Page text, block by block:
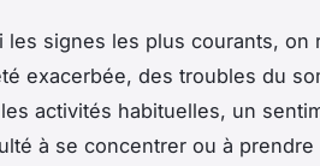
les signes les plus courants,
exacerbée, des troubles du
activités habituelles, un
à se concentrer ou à